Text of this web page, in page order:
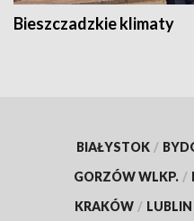
Bieszczadzkie klimaty
BIAŁYSTOK /
GORZÓW WLKP. /
KRAKÓW / LUBLIN